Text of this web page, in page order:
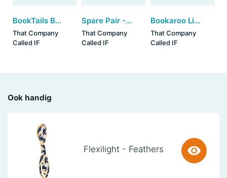
BookTails Book End - Bunny
That Company
Called IF
Spare Pair - Reading Glasses Brights (+2) (set van 3)
That Company
Called IF
Bookaroo Little Bean Bag Phone Rest - Chartreuse
That Company
Called IF
Ook handig
Flexilight - Feathers